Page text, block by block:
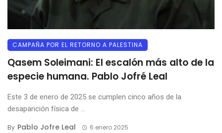
CAMPAÑA POR EL RETORNO A PALESTINA
Qasem Soleimani: El escalón más alto de la
especie humana. Pablo Jofré Leal
Este 3 de enero de 2025 se cumplen cinco años de la
desaparición física de ...
By Pablo Jofre Leal 6 enero 2025